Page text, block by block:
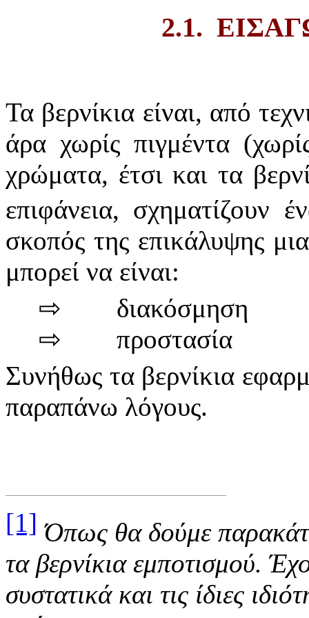
2.1.
Τα βερνίκια είναι, από
άρα χωρίς πιγμέντα
χρώματα, έτσι και τα
επιφάνεια, σχηματίζουν
σκοπός της επικάλυψης
μπορεί να είναι:
⇨
διακόσμηση
⇨
προστασία
Συνήθως τα βερνίκια
παραπάνω λόγους.
[1] Όπως θα δούμε
τα βερνίκια εμποτισμού.
συστατικά και τις ίδιες